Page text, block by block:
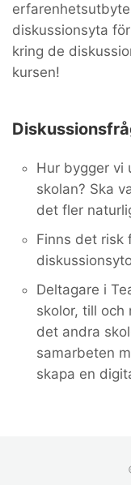
diskussionsyta
kring de
kursen!
Hur bygger vi
skolan? Ska
det fler
Finns det risk
Deltagare i
skolor, till och
det andra
samarbeten
skapa en